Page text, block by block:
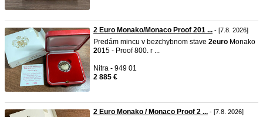
2 Euro Monako/Monaco Proof 201 ... - [7.8. 2026]
Predám mincu v bezchybnom stave 2euro Monako
2015 - Proof 800. r ...
Nitra - 949 01
2 885 €
2 Euro Monako / Monaco Proof 2 ... - [7.8. 2026]